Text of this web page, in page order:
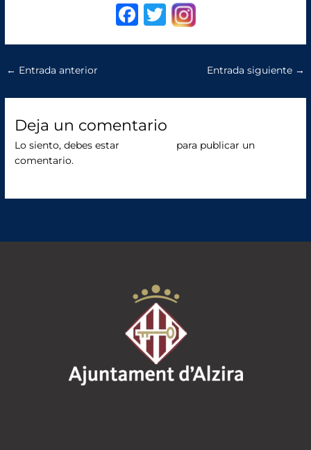
F
b
o
T
r
← Entrada anterior Entrada siguiente →
Deja un comentario
Lo siento, debes estar
para publicar un
comentario.